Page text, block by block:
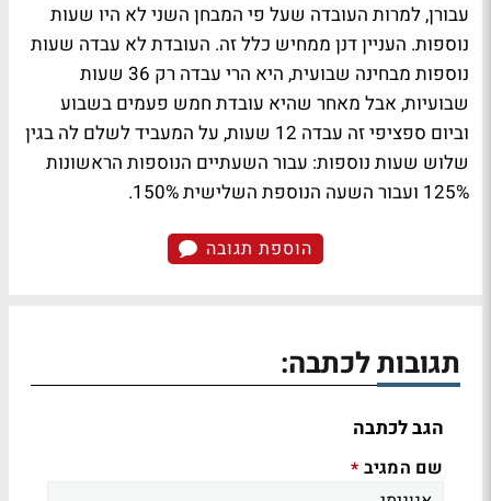
עבורן, למרות העובדה שעל פי המבחן השני לא היו שעות
נוספות. העניין דנן ממחיש כלל זה. העובדת לא עבדה שעות
נוספות מבחינה שבועית, היא הרי עבדה רק 36 שעות
שבועיות, אבל מאחר שהיא עובדת חמש פעמים בשבוע
וביום ספציפי זה עבדה 12 שעות, על המעביד לשלם לה בגין
שלוש שעות נוספות: עבור השעתיים הנוספות הראשונות
125% ועבור השעה הנוספת השלישית 150%.
הוספת תגובה
תגובות לכתבה:
הגב לכתבה
שם המגיב *